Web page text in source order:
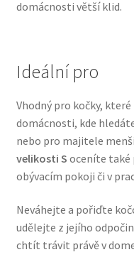
Veterinární dieta pro
Wolf of Wilderness
domácnosti větší klid.
Ideální pro
Vhodný pro kočky,
domácnosti, kde
nebo pro majitele
velikosti S oceníte také
obývacím pokoji či v
Neváhejte a pořiďte
udělejte z jejího
chtít trávit právě v